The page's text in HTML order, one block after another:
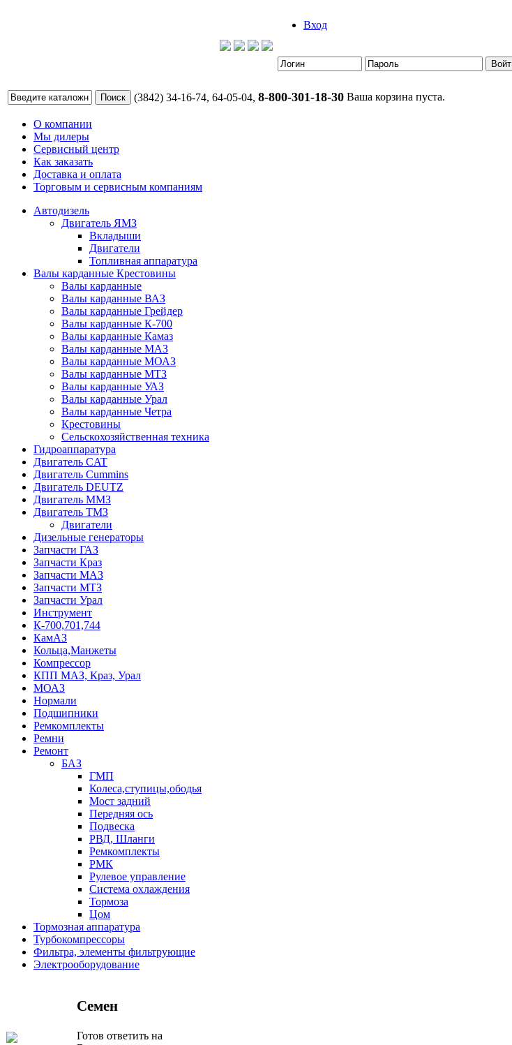
Вход
(3842) 34-16-74, 64-05-04, 8-800-301-18-30 Ваша корзина пуста.
О компании
Мы дилеры
Сервисный центр
Как заказать
Доставка и оплата
Торговым и сервисным компаниям
Автодизель
Двигатель ЯМЗ
Вкладыши
Двигатели
Топливная аппаратура
Валы карданные Крестовины
Валы карданные
Валы карданные ВАЗ
Валы карданные Грейдер
Валы карданные К-700
Валы карданные Камаз
Валы карданные МАЗ
Валы карданные МОАЗ
Валы карданные МТЗ
Валы карданные УАЗ
Валы карданные Урал
Валы карданные Четра
Крестовины
Сельскохозяйственная техника
Гидроаппаратура
Двигатель CAT
Двигатель Cummins
Двигатель DEUTZ
Двигатель ММЗ
Двигатель ТМЗ
Двигатели
Дизельные генераторы
Запчасти ГАЗ
Запчасти Краз
Запчасти МАЗ
Запчасти МТЗ
Запчасти Урал
Инструмент
К-700,701,744
КамАЗ
Кольца,Манжеты
Компрессор
КПП МАЗ, Краз, Урал
МОАЗ
Нормали
Подшипники
Ремкомплекты
Ремни
Ремонт
БАЗ
ГМП
Колеса,ступицы,ободья
Мост задний
Передняя ось
Подвеска
РВД, Шланги
Ремкомплекты
РМК
Рулевое управление
Система охлаждения
Тормоза
Цом
Тормозная аппаратура
Турбокомпрессоры
Фильтра, элементы фильтрующие
Электрооборудование
Семен
Готов ответить на